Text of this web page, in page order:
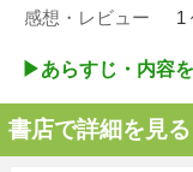
感想・レビュー 1
▶︎あらすじ・内容
書店で詳細を見る